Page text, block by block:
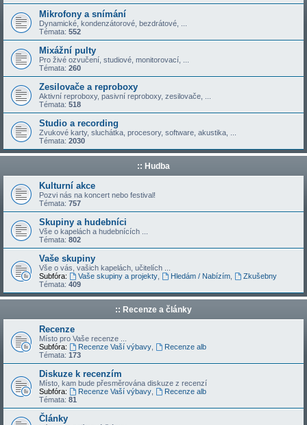
Mikrofony a snímání
Dynamické, kondenzátorové, bezdrátové, ...
Témata: 552
Mixážní pulty
Pro živé ozvučení, studiové, monitorovací, ...
Témata: 260
Zesilovače a reproboxy
Aktivní reproboxy, pasivní reproboxy, zesilovače, ...
Témata: 518
Studio a recording
Zvukové karty, sluchátka, procesory, software, akustika, ...
Témata: 2030
:: Hudba
Kulturní akce
Pozvi nás na koncert nebo festival!
Témata: 757
Skupiny a hudebníci
Vše o kapelách a hudebnících ...
Témata: 802
Vaše skupiny
Vše o vás, vašich kapelách, učitelích ...
Subfóra:
Vaše skupiny a projekty, Hledám / Nabízím,
Zkušebny
Témata: 409
:: Recenze a články
Recenze
Místo pro Vaše recenze ...
Subfóra:
Recenze Vaší výbavy,
Recenze alb
Témata: 173
Diskuze k recenzím
Místo, kam bude přesměrována diskuze z recenzí
Subfóra:
Recenze Vaší výbavy,
Recenze alb
Témata: 81
Články